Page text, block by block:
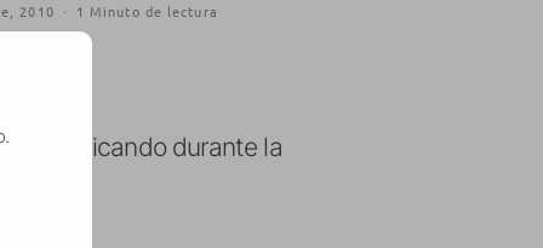
2010 · 1 Minuto de lectura
ir publicando durante la